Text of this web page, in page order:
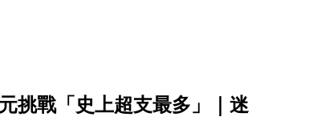
挑戰「史上超支最多」｜迷